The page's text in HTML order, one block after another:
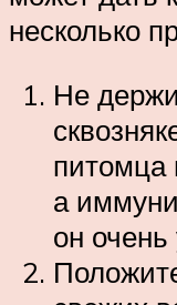
несколько
Не
питомца
а
он очень